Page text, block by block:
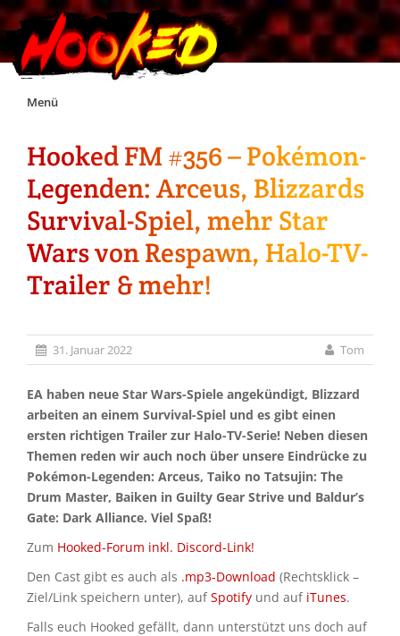
Skip
Menü
Unterstützt Hooked!
Exklusiv für Supporter*innen
Impressum
Discord
Hooked FM #356 – Pokémon-
Legenden: Arceus, Blizzards
Survival-Spiel, mehr Star
Wars von Respawn, Halo-TV-
Trailer & mehr!
31. Januar 2022 Tom
EA haben neue Star Wars-Spiele angekündigt, Blizzard
arbeiten an einem Survival-Spiel und es gibt einen
ersten richtigen Trailer zur Halo-TV-Serie! Neben diesen
Themen reden wir auch noch über unsere Eindrücke zu
Pokémon-Legenden: Arceus, Taiko no Tatsujin: The
Drum Master, Baiken in Guilty Gear Strive und Baldur’s
Gate: Dark Alliance. Viel Spaß!
Zum Hooked-Forum inkl. Discord-Link!
Den Cast gibt es auch als .mp3-Download (Rechtsklick –
Ziel/Link speichern unter), aufSpotify und auf iTunes.
Falls euch Hooked gefällt, dann unterstützt uns doch auf